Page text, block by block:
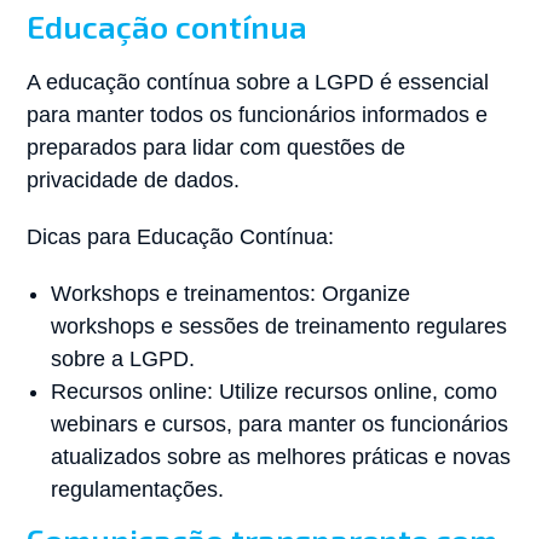
Educação contínua
A educação contínua sobre a LGPD é essencial
para manter todos os funcionários informados e
preparados para lidar com questões de
privacidade de dados.
Dicas para Educação Contínua:
Workshops e treinamentos: Organize
workshops e sessões de treinamento regulares
sobre a LGPD.
Recursos online: Utilize recursos online, como
webinars e cursos, para manter os funcionários
atualizados sobre as melhores práticas e novas
regulamentações.